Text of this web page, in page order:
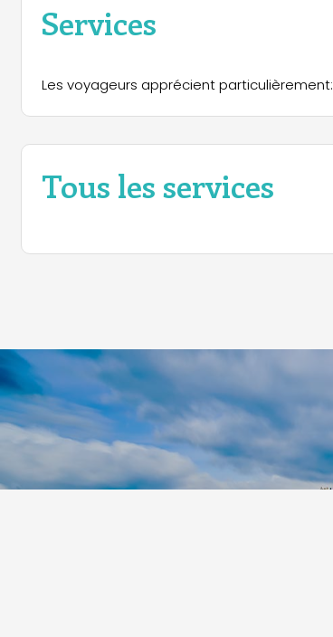
Services
Les voyageurs apprécient particulièrement:
Tous les services